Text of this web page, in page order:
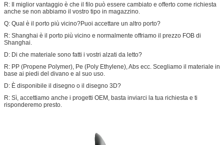
R: Il miglior vantaggio è che il filo può essere cambiato e offerto come richiesta
anche se non abbiamo il vostro tipo in magazzino.
Q: Qual è il porto più vicino?Puoi accettare un altro porto?
R: Shanghai è il porto più vicino e normalmente offriamo il prezzo FOB di
Shanghai.
D: Di che materiale sono fatti i vostri alzati da letto?
R: PP (Propene Polymer), Pe (Poly Ethylene), Abs ecc. Scegliamo il materiale in
base ai piedi del divano e al suo uso.
D: È disponibile il disegno o il disegno 3D?
R: Sì, accettiamo anche i progetti OEM, basta inviarci la tua richiesta e ti
risponderemo presto.